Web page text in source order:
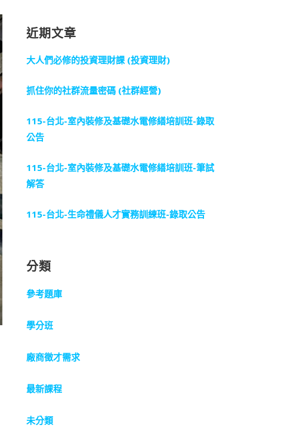
近期文章
大人們必修的投資理財課 (投資理財)
抓住你的社群流量密碼 (社群經營)
115-台北-室內裝修及基礎水電修繕培訓班-錄取
公告
115-台北-室內裝修及基礎水電修繕培訓班-筆試
解答
115-台北-生命禮儀人才實務訓練班-錄取公告
分類
參考題庫
學分班
廠商徵才需求
最新課程
未分類